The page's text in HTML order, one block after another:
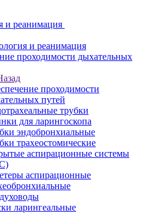
и реанимация
и реанимация
проходимости дыхательных
проходимости
путей
трубки
для ларингоскопа
эндобронхиальные
трахеостомические
аспирационные системы
аспирационные
ларингеальные